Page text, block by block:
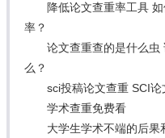
降低论文查重率工具
率？
论文查重查的是什么虫
么？
sci投稿论文查重 SCI论
学术查重免费看
大学生学术不端的后果